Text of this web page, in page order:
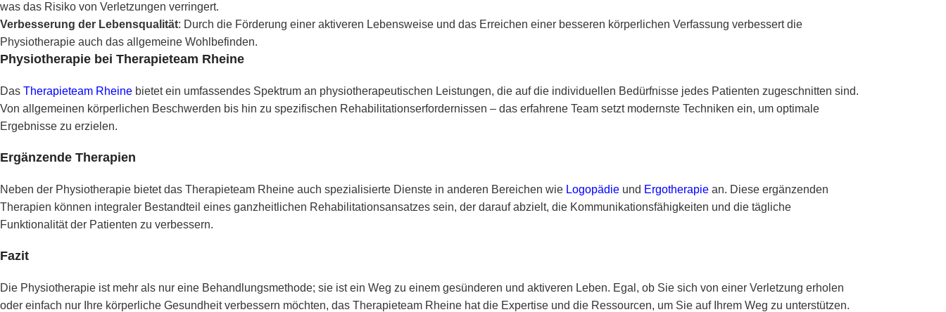
was das Risiko von Verletzungen verringert.
Verbesserung der Lebensqualität: Durch die Förderung einer aktiveren Lebensweise und das Erreichen einer besseren körperlichen Verfassung verbessert die
Physiotherapie auch das allgemeine Wohlbefinden.
Physiotherapie bei Therapieteam Rheine
Das Therapieteam Rheine bietet ein umfassendes Spektrum an physiotherapeutischen Leistungen, die auf die individuellen Bedürfnisse jedes Patienten zugeschnitten sind.
Von allgemeinen körperlichen Beschwerden bis hin zu spezifischen Rehabilitationserfordernissen – das erfahrene Team setzt modernste Techniken ein, um optimale
Ergebnisse zu erzielen.
Ergänzende Therapien
Neben der Physiotherapie bietet das Therapieteam Rheine auch spezialisierte Dienste in anderen Bereichen wie Logopädie und Ergotherapie an. Diese ergänzenden
Therapien können integraler Bestandteil eines ganzheitlichen Rehabilitationsansatzes sein, der darauf abzielt, die Kommunikationsfähigkeiten und die tägliche
Funktionalität der Patienten zu verbessern.
Fazit
Die Physiotherapie ist mehr als nur eine Behandlungsmethode; sie ist ein Weg zu einem gesünderen und aktiveren Leben. Egal, ob Sie sich von einer Verletzung erholen
oder einfach nur Ihre körperliche Gesundheit verbessern möchten, das Therapieteam Rheine hat die Expertise und die Ressourcen, um Sie auf Ihrem Weg zu unterstützen.